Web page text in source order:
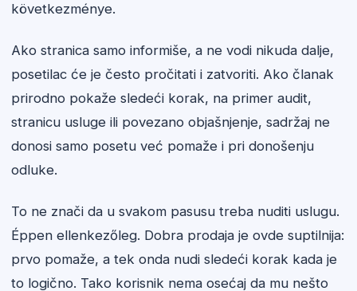
következménye.
Ako stranica samo informiše, a ne vodi nikuda dalje,
posetilac će je često pročitati i zatvoriti. Ako članak
prirodno pokaže sledeći korak, na primer audit,
stranicu usluge ili povezano objašnjenje, sadržaj ne
donosi samo posetu već pomaže i pri donošenju
odluke.
To ne znači da u svakom pasusu treba nuditi uslugu.
Éppen ellenkezőleg. Dobra prodaja je ovde suptilnija:
prvo pomaže, a tek onda nudi sledeći korak kada je
to logično. Tako korisnik nema osećaj da mu nešto